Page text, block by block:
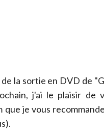
de la sortie en DVD de
j'ai le plaisir de
je vous